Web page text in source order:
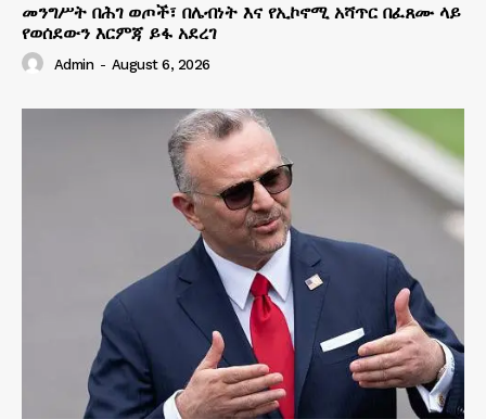
መንግሥት በሕገ ወጦች፣ በሌብነት እና የኢኮኖሚ አሻጥር በፈጸሙ ላይ
የወሰደውን እርምጃ ይፋ አደረገ
Admin - August 6, 2026